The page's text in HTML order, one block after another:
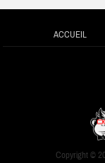
ACCUEIL
Copyright ©